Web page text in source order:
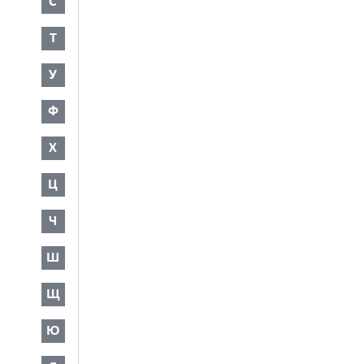
Т
У
Ф
Х
Ц
Ч
Ш
Щ
Ю